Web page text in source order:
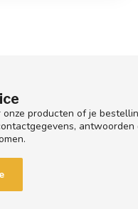
producten of je